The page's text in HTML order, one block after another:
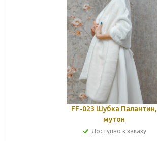
FF-023 Шубка Палантин,
мутон
Доступно к заказу